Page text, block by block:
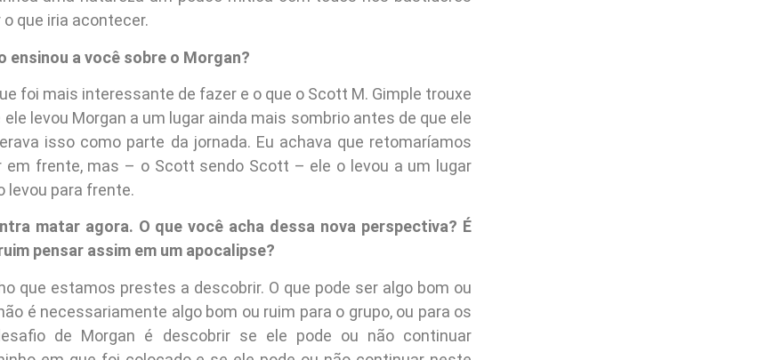
que iria acontecer.
ensinou a você sobre o Morgan?
foi mais interessante de fazer e o que o Scott M. Gimple trouxe
levou Morgan a um lugar ainda mais sombrio antes de que ele
isso como parte da jornada. Eu achava que retomaríamos
em frente, mas – o Scott sendo Scott – ele o levou a um lugar
levou para frente.
matar agora. O que você acha dessa nova perspectiva? É
pensar assim em um apocalipse?
que estamos prestes a descobrir. O que pode ser algo bom ou
é necessariamente algo bom ou ruim para o grupo, ou para os
de Morgan é descobrir se ele pode ou não continuar